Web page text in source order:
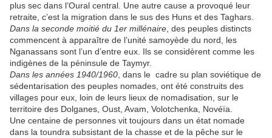
plus sec dans l’Oural central. Une autre cause a provoqué leur
retraite, c’est la migration dans le sus des Huns et des Taghars.
Dans la seconde moitié du 1er millénaire , des peuples distincts
commencent à apparaître de l’unité samoyède du nord, les
Nganassans sont l’un d’entre eux. Ils se considèrent comme les
indigènes de la péninsule de Taymyr.
Dans les années 1940/1960 , dans le cadre su plan soviétique de
sédentarisation des peuples nomades, ont été construits des
villages pour eux, loin de leurs lieux de nomadisation, sur le
territoire des Dolganes, Oust, Avam, Volotchenka, Novéïa.
Une centaine de personnes vit toujours dans un état nomade
dans la toundra subsistant de la chasse et de la pêche sur le